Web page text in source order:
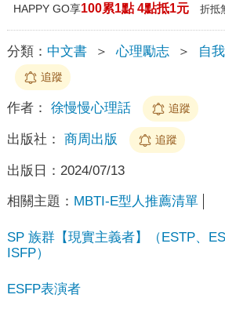
HAPPY GO享100累1點 4點抵1元 折抵
分類： 中文書 ＞ 心理勵志 ＞ 自
追蹤
作者： 徐慢慢心理話 追蹤
出版社： 商周出版 追蹤
出版日： 2024/07/13
相關主題： MBTI-E型人推薦清單
SP 族群【現實主義者】（ESTP、
ISFP）
ESFP表演者